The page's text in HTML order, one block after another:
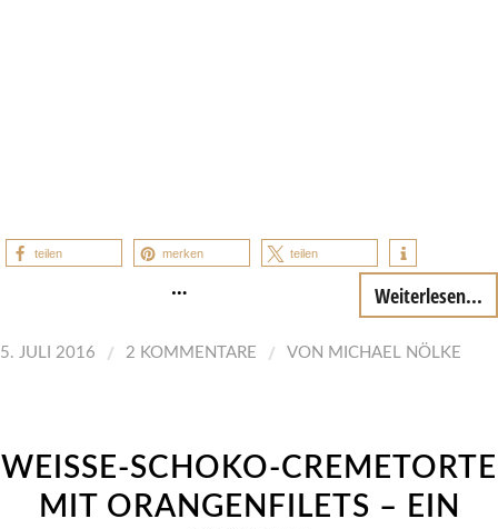
teilen merken teilen
… Weiterlesen...
5. JULI 2016 / 2 KOMMENTARE / VON MICHAEL NÖLKE
WEISSE-SCHOKO-CREMETORTE
MIT ORANGENFILETS – EIN